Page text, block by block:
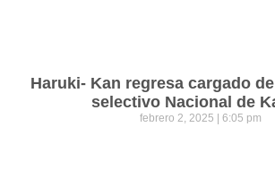
Haruki- Kan regresa cargado
selectivo Nacional de
febrero 2, 2025 6:05 pm